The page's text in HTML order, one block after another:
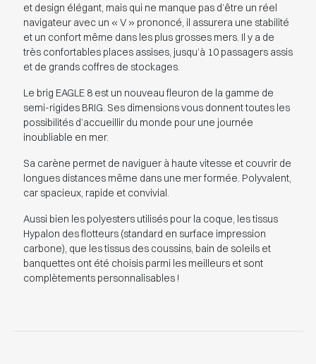
et design élégant, mais qui ne manque pas d’être un réel
navigateur avec un « V » prononcé, il assurera une stabilité
et un confort même dans les plus grosses mers. Il y a de
très confortables places assises, jusqu’à 10 passagers assis
et de grands coffres de stockages.
Le brig EAGLE 8 est un nouveau fleuron de la gamme de
semi-rigides BRIG. Ses dimensions vous donnent toutes les
possibilités d’accueillir du monde pour une journée
inoubliable en mer.
Sa carène permet de naviguer à haute vitesse et couvrir de
longues distances même dans une mer formée. Polyvalent,
car spacieux, rapide et convivial.
Aussi bien les polyesters utilisés pour la coque, les tissus
Hypalon des flotteurs (standard en surface impression
carbone), que les tissus des coussins, bain de soleils et
banquettes ont été choisis parmi les meilleurs et sont
complètements personnalisables !